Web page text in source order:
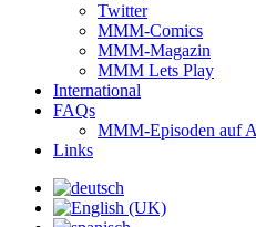
Twitter
MMM-Comics
MMM-Magazin
MMM Lets Play
International
FAQs
MMM-Episoden auf
Links